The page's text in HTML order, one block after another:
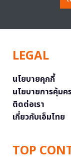
LEGAL
นโยบายคุกกี้
นโยบายการคุ้ม
ติดต่อเรา
เกี่ยวกับเอ็มไทย
TOP